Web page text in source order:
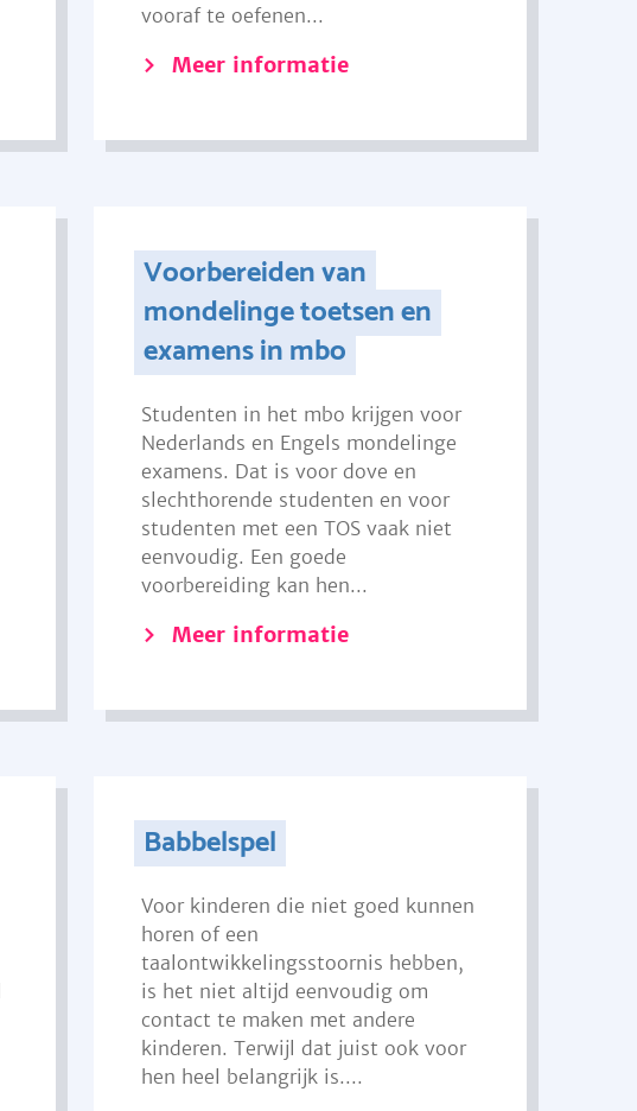
vooraf te oefenen...
Meer informatie
Voorbereiden van
mondelinge toetsen en
examens in mbo
Studenten in het mbo krijgen voor
Nederlands en Engels mondelinge
examens. Dat is voor dove en
slechthorende studenten en voor
studenten met een TOS vaak niet
eenvoudig. Een goede
voorbereiding kan hen...
Meer informatie
Babbelspel
Voor kinderen die niet goed kunnen
horen of een
taalontwikkelingsstoornis hebben,
is het niet altijd eenvoudig om
contact te maken met andere
kinderen. Terwijl dat juist ook voor
hen heel belangrijk is....